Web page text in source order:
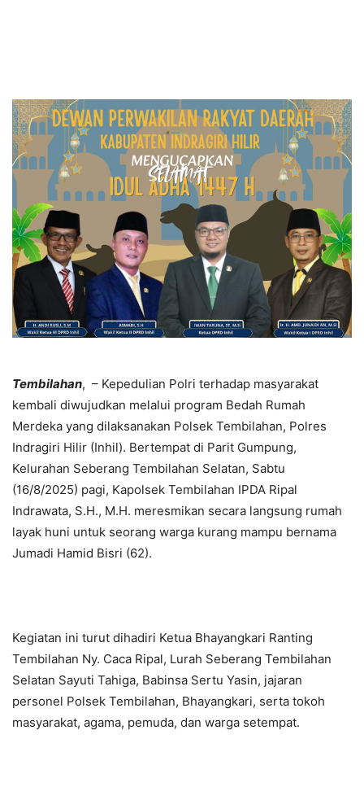
Tembilahan, – Kepedulian Polri terhadap masyarakat
kembali diwujudkan melalui program Bedah Rumah
Merdeka yang dilaksanakan Polsek Tembilahan, Polres
Indragiri Hilir (Inhil). Bertempat di Parit Gumpung,
Kelurahan Seberang Tembilahan Selatan, Sabtu
(16/8/2025) pagi, Kapolsek Tembilahan IPDA Ripal
Indrawata, S.H., M.H. meresmikan secara langsung rumah
layak huni untuk seorang warga kurang mampu bernama
Jumadi Hamid Bisri (62).
Kegiatan ini turut dihadiri Ketua Bhayangkari Ranting
Tembilahan Ny. Caca Ripal, Lurah Seberang Tembilahan
Selatan Sayuti Tahiga, Babinsa Sertu Yasin, jajaran
personel Polsek Tembilahan, Bhayangkari, serta tokoh
masyarakat, agama, pemuda, dan warga setempat.